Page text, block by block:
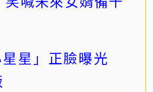
星」正臉曝光